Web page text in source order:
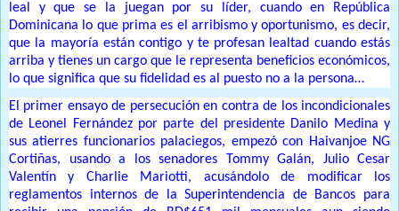
leal y que se la juegan por su líder, cuando en República
Dominicana lo que prima es el arribismo y oportunismo, es decir,
que la mayoría están contigo y te profesan lealtad cuando estás
arriba y tienes un cargo que le representa beneficios económicos,
lo que significa que su fidelidad es al puesto no a la persona…
El primer ensayo de persecución en contra de los incondicionales
de Leonel Fernández por parte del presidente Danilo Medina y
sus atierres funcionarios palaciegos, empezó con Haivanjoe NG
Cortiñas, usando a los senadores Tommy Galán, Julio Cesar
Valentín y Charlie Mariotti, acusándolo de modificar los
reglamentos internos de la Superintendencia de Bancos para